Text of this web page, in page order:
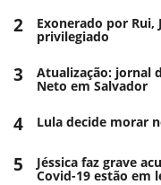
2 Exonerado por Rui,
privilegiado
3 Atualização: jornal
Neto em Salvador
4 Lula decide morar
5 Jéssica faz grave
Covid-19 estão em